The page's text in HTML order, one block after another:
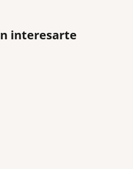
interesarte